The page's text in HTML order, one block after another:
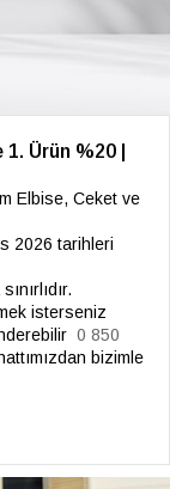
Ürün %20 |
Elbise, Ceket ve
2026 tarihleri
isterseniz
0 850
bizimle